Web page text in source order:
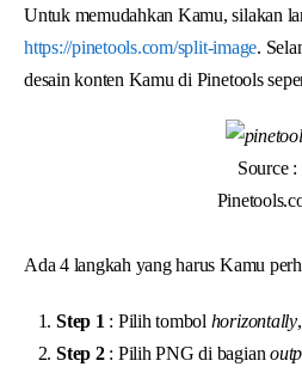
Untuk memudahkan Kamu, silakan
https://pinetools.com/split-image.
desain konten Kamu di Pinetools
Source :
Ada 4 langkah yang harus Kamu
Step 1 : Pilih tombol horizontally,
Step 2: Pilih PNG di bagian